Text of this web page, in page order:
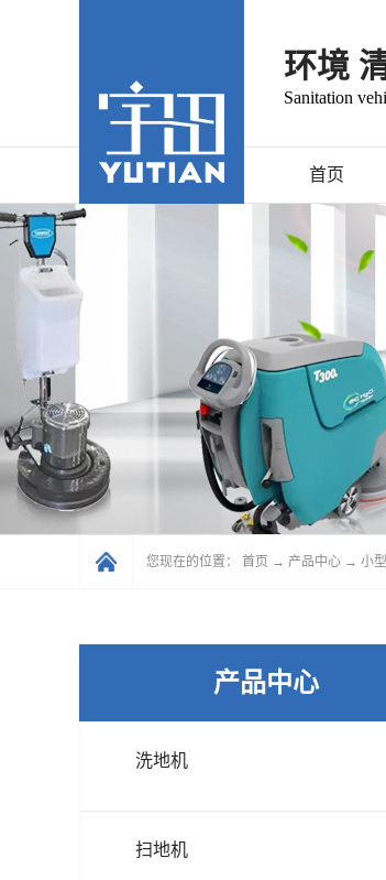
环境
Sanitation
首页
您现在的位置： 首页 → 产品中心 → 小
产品中心
洗地机
扫地机